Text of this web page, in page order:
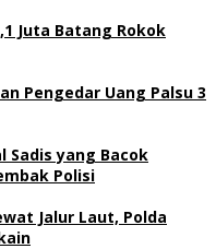
Juta Batang Rokok
Pengedar Uang Palsu 3
Sadis yang Bacok
Polisi
Jalur Laut, Polda